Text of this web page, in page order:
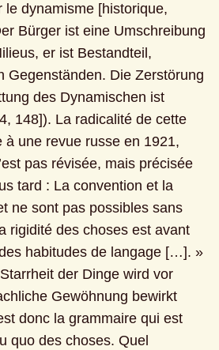
le dynamisme [historique,
Bürger ist eine Umschreibung
er ist Bestandteil,
Gegenständen. Die Zerstörung
des Dynamischen ist
148]). La radicalité de cette
à une revue russe en 1921,
pas révisée, mais précisée
tard : La convention et la
ne sont pas possibles sans
rigidité des choses est avant
habitudes de langage […]. »
der Dinge wird vor
Gewöhnung bewirkt
donc la grammaire qui est
quo des choses. Quel